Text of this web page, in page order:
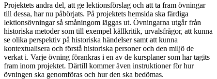
Projektets andra del, att ge lektionsförslag och att ta fram övningar
till dessa, har nu påbörjats. På projektets hemsida ska färdiga
lektionsövningar så småningom läggas ut. Övningarna utgår från
historiska metoder som till exempel källkritik, urvalsfrågor, att kunna
se olika perspektiv på historiska händelser samt att kunna
kontextualisera och förstå historiska personer och den miljö de
verkat i. Varje övning förankras i en av de kursplaner som har tagits
fram inom projektet. Därtill kommer även instruktioner för hur
övningen ska genomföras och hur den ska bedömas.